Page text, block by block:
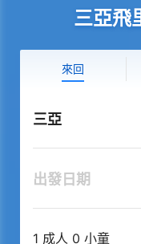
三亞飛
來回
三亞
出發日期
1 成人 0 小童